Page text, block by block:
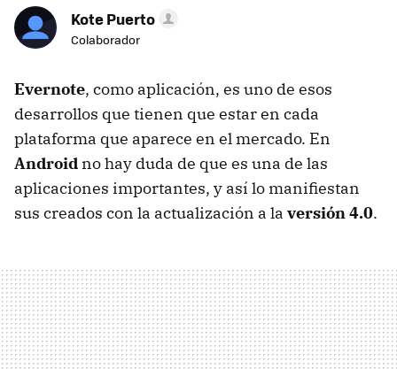
Kote Puerto
Colaborador
Evernote, como aplicación, es uno de esos
desarrollos que tienen que estar en cada
plataforma que aparece en el mercado. En
Android no hay duda de que es una de las
aplicaciones importantes, y así lo manifiestan
sus creados con la actualización a la versión 4.0.